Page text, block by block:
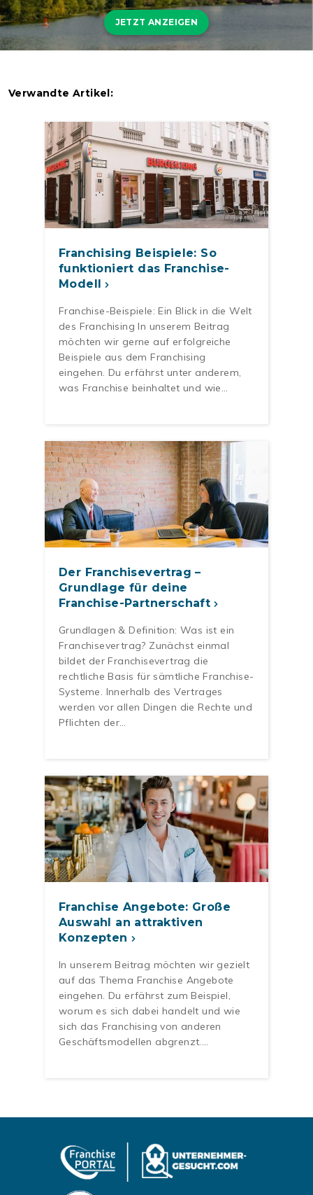
JETZT ANZEIGEN
Verwandte Artikel:
Franchising Beispiele: So
funktioniert das Franchise-
Modell
Franchise-Beispiele: Ein Blick in die Welt
des Franchising In unserem Beitrag
möchten wir gerne auf erfolgreiche
Beispiele aus dem Franchising
eingehen. Du erfährst unter anderem,
was Franchise beinhaltet und wie…
Der Franchisevertrag –
Grundlage für deine
Franchise-Partnerschaft
Grundlagen & Definition: Was ist ein
Franchisevertrag? Zunächst einmal
bildet der Franchisevertrag die
rechtliche Basis für sämtliche Franchise-
Systeme. Innerhalb des Vertrages
werden vor allen Dingen die Rechte und
Pflichten der…
Franchise Angebote: Große
Auswahl an attraktiven
Konzepten
In unserem Beitrag möchten wir gezielt
auf das Thema Franchise Angebote
eingehen. Du erfährst zum Beispiel,
worum es sich dabei handelt und wie
sich das Franchising von anderen
Geschäftsmodellen abgrenzt.…